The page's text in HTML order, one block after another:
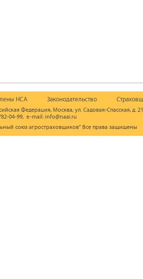
НСА Законодательство
Федерация, Москва, ул. Садовая-Спасская, д.
04-99, e-mail: info@naai.ru
союз агростраховщиков" Все права защищены